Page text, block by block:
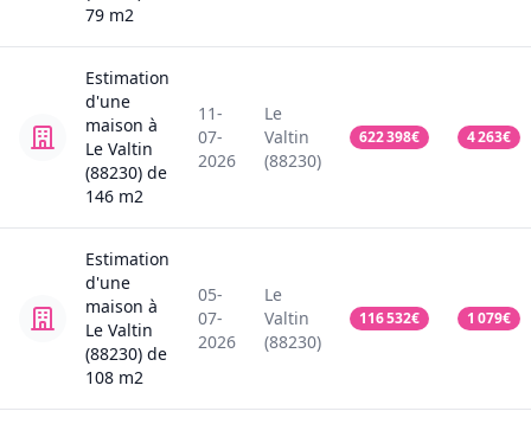
79 m2
Estimation
d'une
maison à
Le Valtin
(88230) de
146 m2
11-
07-
2026
Le
Valtin
(88230)
622 398€ 4 263€
Estimation
d'une
maison à
Le Valtin
(88230) de
108 m2
05-
07-
2026
Le
Valtin
(88230)
116 532€ 1 079€